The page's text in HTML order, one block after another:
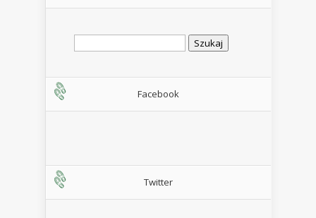
Szukaj:
Facebook
Twitter